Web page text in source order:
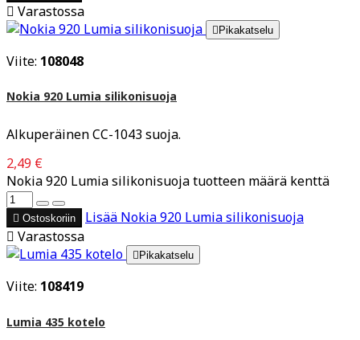
 Varastossa
 Pikakatselu
Viite: 108048
Nokia 920 Lumia silikonisuoja
Alkuperäinen CC-1043 suoja.
2,49 €
Nokia 920 Lumia silikonisuoja tuotteen määrä kenttä
 Ostoskoriin Lisää Nokia 920 Lumia silikonisuoja
 Varastossa
 Pikakatselu
Viite: 108419
Lumia 435 kotelo